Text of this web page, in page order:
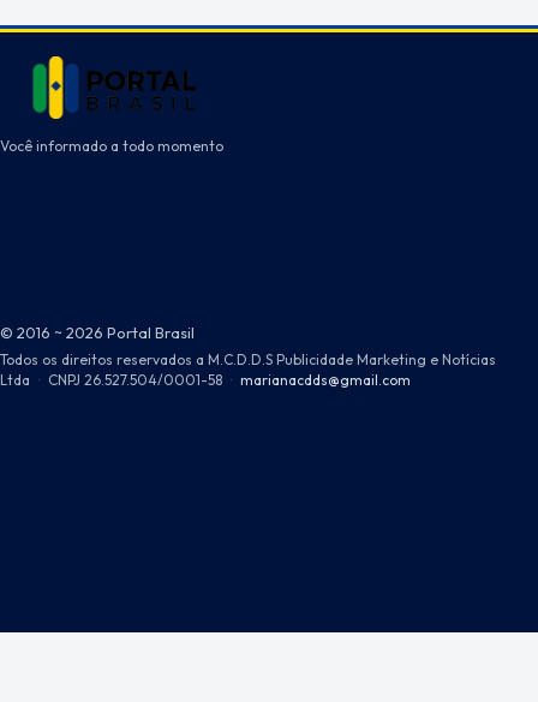
Você informado a todo momento
© 2016 ~ 2026 Portal Brasil
Todos os direitos reservados a M.C.D.D.S Publicidade Marketing e Notícias
Ltda · CNPJ 26.527.504/0001-58 · marianacdds@gmail.com